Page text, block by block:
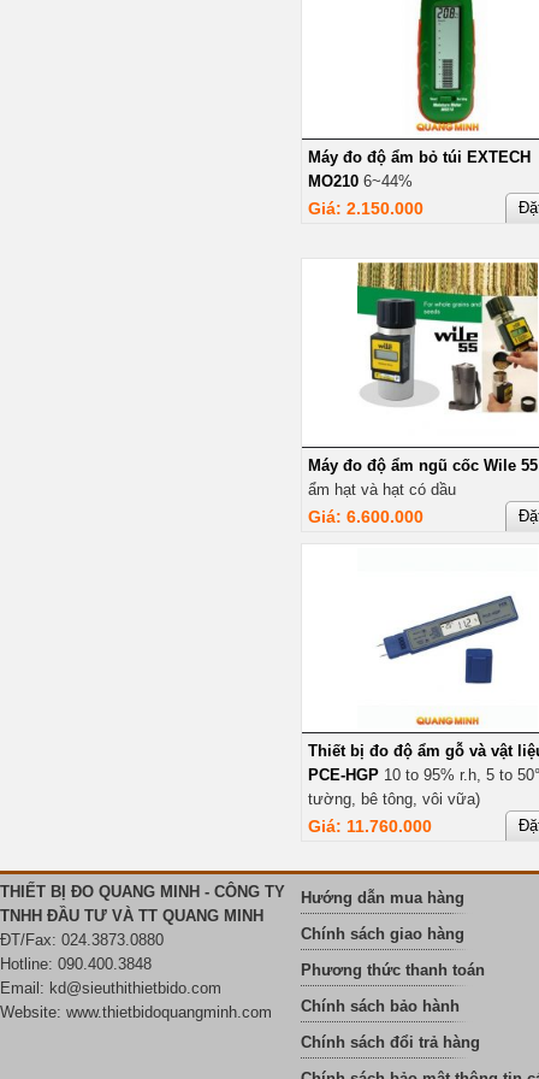
Máy đo độ ẩm bỏ túi EXTECH
MO210 6~44%
Giá: 2.150.000
Máy đo độ ẩm ngũ cốc Wile 55
ẩm hạt và hạt có dầu
Giá: 6.600.000
Thiết bị đo độ ẩm gỗ và vật
PCE-HGP 10 to 95% r.h, 5 to
tường, bê tông, vôi vữa)
Giá: 11.760.000
THIẾT BỊ ĐO QUANG MINH - CÔNG TY
TNHH ĐẦU TƯ VÀ TT QUANG MINH
ĐT/Fax: 024.3873.0880
Hotline: 090.400.3848
Email: kd@sieuthithietbido.com
Website: www.thietbidoquangminh.com
Hướng dẫn mua hàng
Chính sách giao hàng
Phương thức thanh toán
Chính sách bảo hành
Chính sách đổi trả hàng